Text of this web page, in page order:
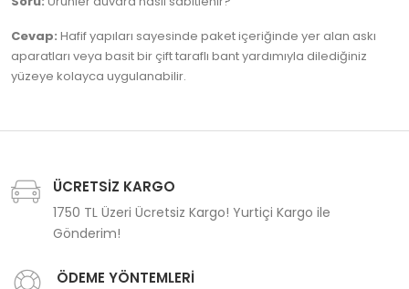
Cevap: Hafif yapıları sayesinde paket içeriğinde yer alan askı
aparatları veya basit bir çift taraflı bant yardımıyla dilediğiniz
yüzeye kolayca uygulanabilir.
ÜCRETSİZ KARGO
1750 TL Üzeri Ücretsiz Kargo! Yurtiçi Kargo ile
Gönderim!
ÖDEME YÖNTEMLERİ